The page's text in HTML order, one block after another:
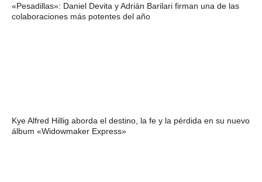
«Pesadillas»: Daniel Devita y Adrián Barilari firman una de las
colaboraciones más potentes del año
Kye Alfred Hillig aborda el destino, la fe y la pérdida en su nuevo
álbum «Widowmaker Express»